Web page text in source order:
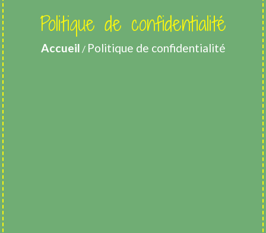
Politique de confidentialité
Accueil / Politique de confidentialité